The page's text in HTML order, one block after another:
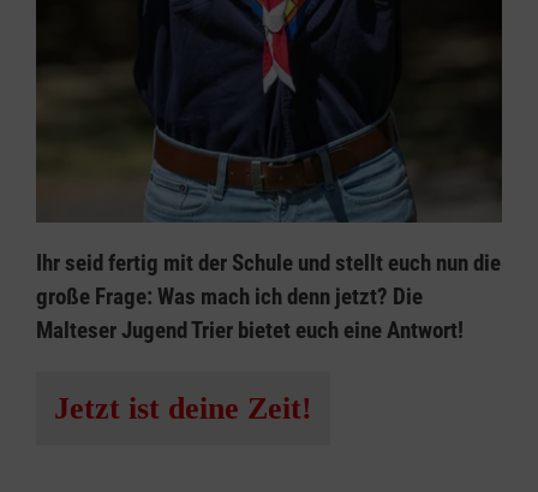
Ihr seid fertig mit der Schule und stellt euch nun die
große Frage: Was mach ich denn jetzt? Die
Malteser Jugend Trier bietet euch eine Antwort!
Jetzt ist deine Zeit!